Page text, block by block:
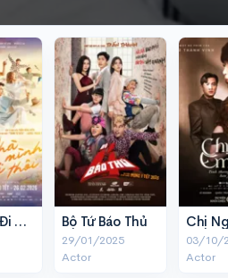
Nhà Mình Đi Thôi Bộ Tứ Báo Thủ
29/01/2025
Actor
03/10/
Actor